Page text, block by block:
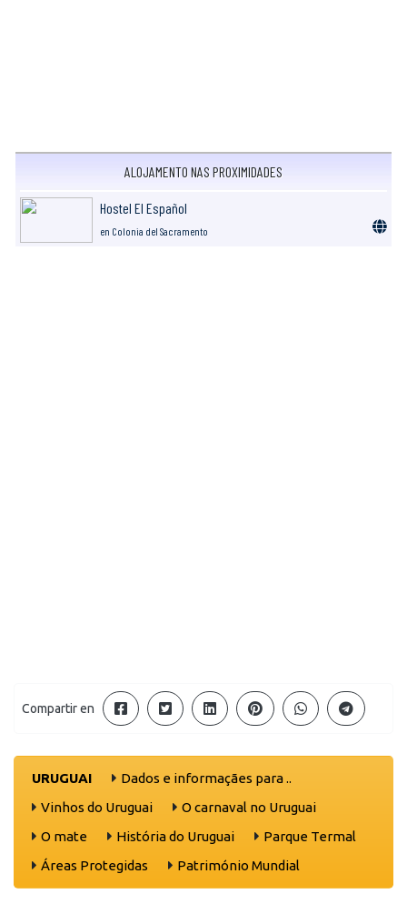
ALOJAMENTO NAS PROXIMIDADES
Hostel El Español
en Colonia del Sacramento
Compartir en
URUGUAI
Dados e informaçães para ..
Vinhos do Uruguai
O carnaval no Uruguai
O mate
História do Uruguai
Parque Termal
Áreas Protegidas
Património Mundial